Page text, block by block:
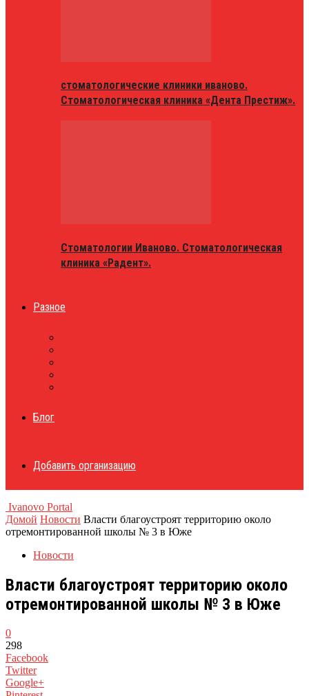
стоматологические клиники иваново.
Стоматологическая клиника «Дента Престиж».
Стоматологии Иваново. Стоматологическая
клиника «Радент».
Разное
Блог
Добавить организацию
Ivanovo Portal
Домой Новости Власти благоустроят территорию около
отремонтированной школы № 3 в Юже
Новости
Власти благоустроят территорию около
отремонтированной школы № 3 в Юже
0
298
Facebook
Twitter
Google+